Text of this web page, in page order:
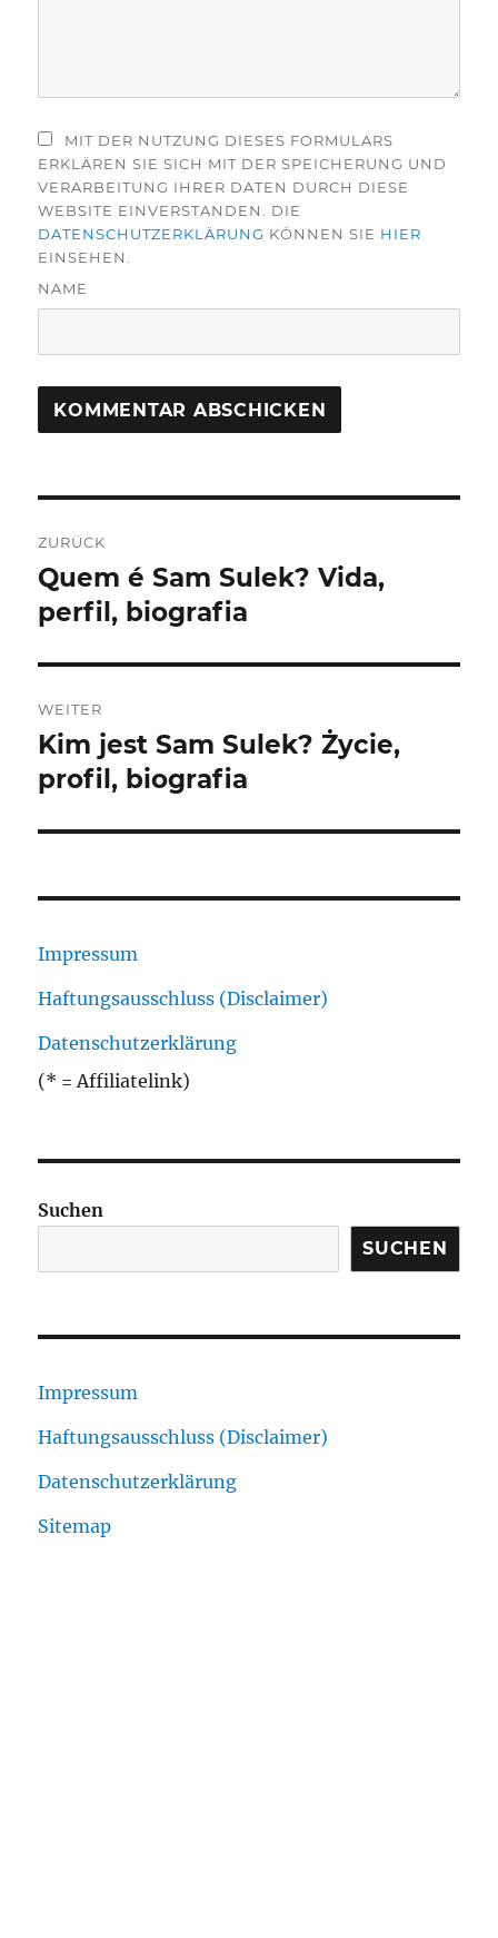
MIT DER NUTZUNG DIESES FORMULARS
ERKLÄREN SIE SICH MIT DER SPEICHERUNG UND
VERARBEITUNG IHRER DATEN DURCH DIESE
WEBSITE EINVERSTANDEN. DIE
DATENSCHUTZERKLÄRUNG KÖNNEN SIE HIER
EINSEHEN.
NAME
ZURÜCK
Vorheriger
Beitrag:
Quem é Sam Sulek? Vida,
perfil, biografia
WEITER
Nächster
Beitrag:
Kim jest Sam Sulek? Życie,
profil, biografia
Impressum
Haftungsausschluss (Disclaimer)
Datenschutzerklärung
(* = Affiliatelink)
Suchen
SUCHEN
Impressum
Haftungsausschluss (Disclaimer)
Datenschutzerklärung
Sitemap